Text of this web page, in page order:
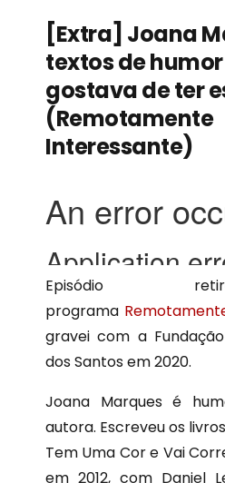
[Extra] Joana
textos de
gostava de ter
(Remotamente
Interessante)
Episódio
programa
gravei com a
dos Santos em 2020.
Joana Marques é
autora. Escreveu os
Tem Uma Cor e Vai
em 2012, com Daniel